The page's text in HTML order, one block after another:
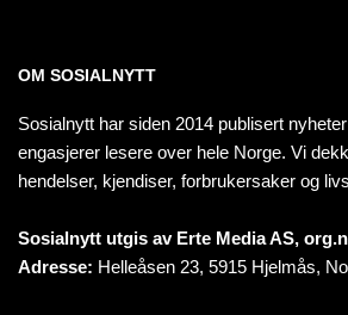
OM SOSIALNYTT
Sosialnytt har siden 2014 publisert
engasjerer lesere over hele Norge. Vi
hendelser, kjendiser, forbrukersaker og
Sosialnytt utgis av Erte Media AS,
Adresse: Helleåsen 23, 5915 Hjelmås,